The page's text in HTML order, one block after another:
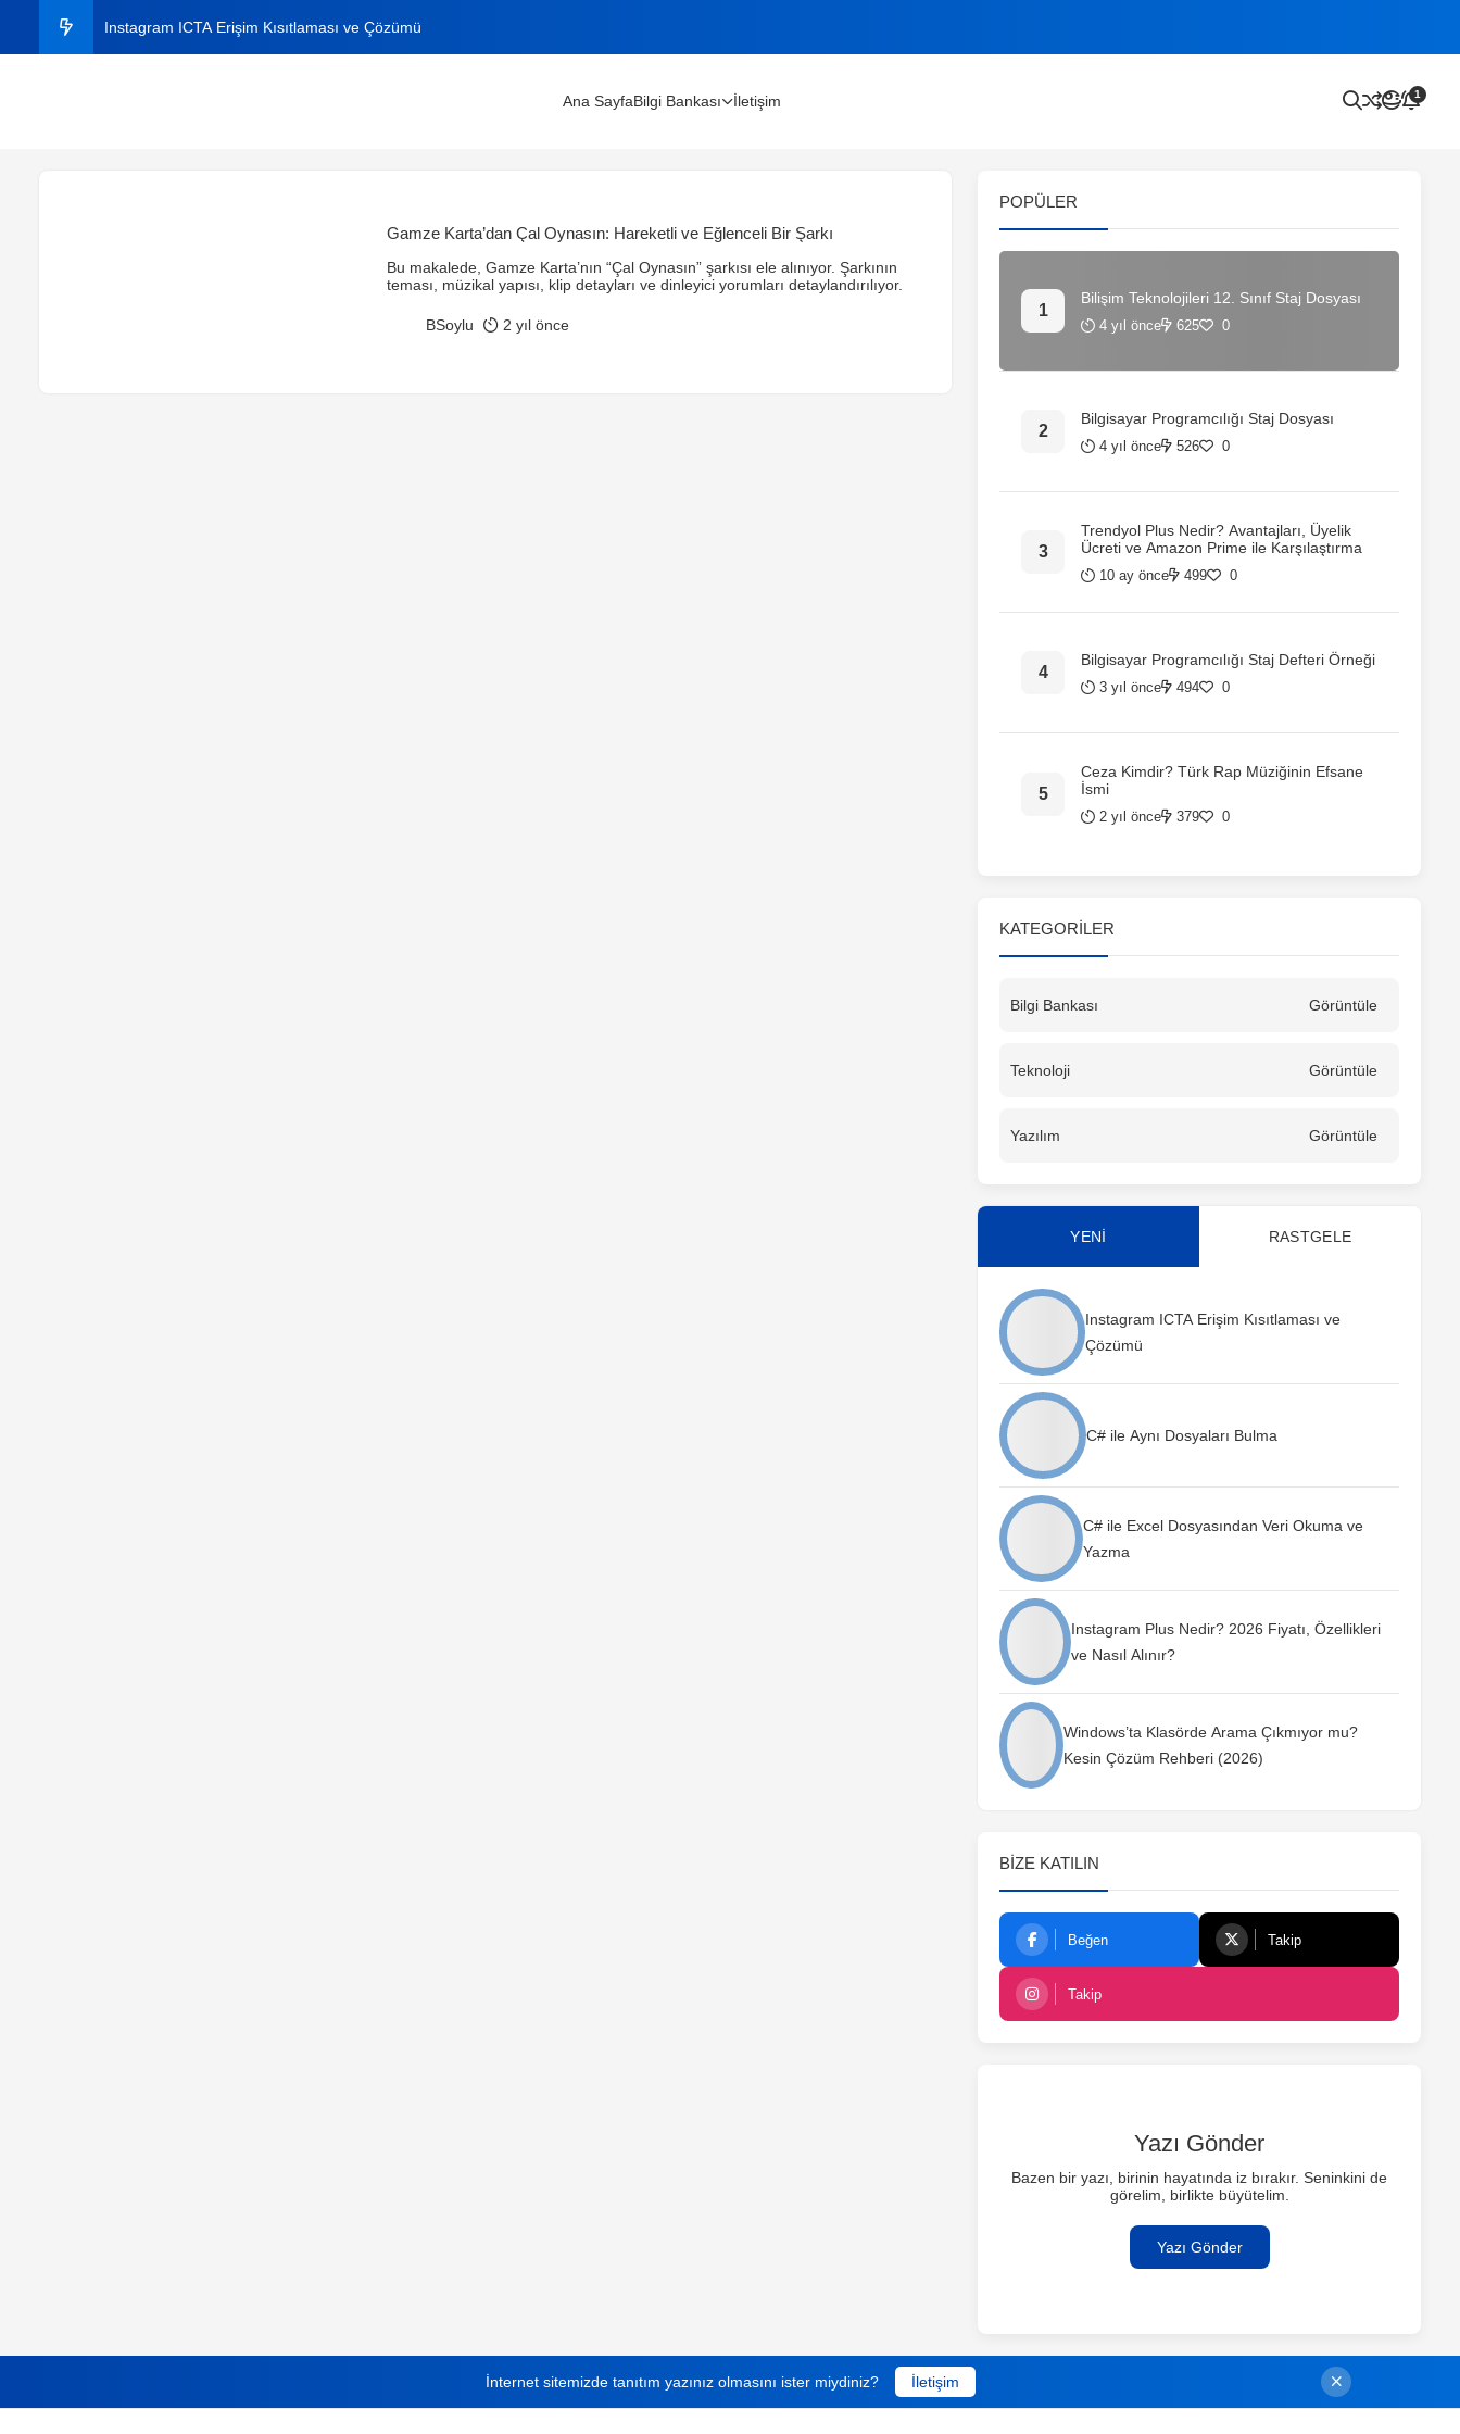
Instagram ICTA Erişim Kısıtlaması ve Çözümü
Windows’ta Klasörde Arama Çıkmıyor mu? Kesin Çözüm Rehberi (2026)
Ana SayfaBilgi Bankası İletişim 1
Gamze Karta’dan Çal Oynasın: Hareketli ve Eğlenceli Bir Şarkı
Bu makalede, Gamze Karta’nın “Çal Oynasın” şarkısı ele alınıyor. Şarkının
teması, müzikal yapısı, klip detayları ve dinleyici yorumları detaylandırılıyor.
BSoylu 2 yıl önce
POPÜLER
Bilişim Teknolojileri 12. Sınıf Staj Dosyası
4 yıl önce 625 0
Bilgisayar Programcılığı Staj Dosyası
4 yıl önce 526 0
Trendyol Plus Nedir? Avantajları, Üyelik
Ücreti ve Amazon Prime ile Karşılaştırma
10 ay önce 499 0
Bilgisayar Programcılığı Staj Defteri Örneği
3 yıl önce 494 0
Ceza Kimdir? Türk Rap Müziğinin Efsane
İsmi
2 yıl önce 379 0
KATEGORILER
Bilgi Bankası Görüntüle
Teknoloji Görüntüle
Yazılım Görüntüle
YENİ RASTGELE
Instagram ICTA Erişim Kısıtlaması ve
Çözümü
C# ile Aynı Dosyaları Bulma
C# ile Excel Dosyasından Veri Okuma ve
Yazma
Instagram Plus Nedir? 2026 Fiyatı, Özellikleri
ve Nasıl Alınır?
Windows’ta Klasörde Arama Çıkmıyor mu?
Kesin Çözüm Rehberi (2026)
BIZE KATILIN
Beğen Takip
Takip
Yazı Gönder
Bazen bir yazı, birinin hayatında iz bırakır. Seninkini de
görelim, birlikte büyütelim.
Yazı Gönder
İnternet sitemizde tanıtım yazınız olmasını ister miydiniz? İletişim